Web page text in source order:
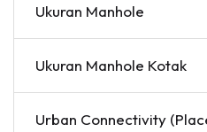
Ukuran Manhole
Ukuran Manhole Kotak
Urban Connectivity